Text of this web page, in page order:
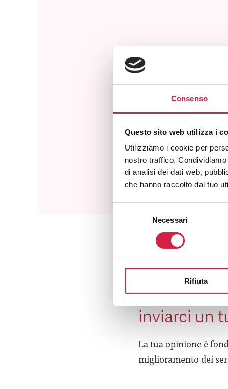
Consenso
Questo sito web utilizza i
Utilizziamo i cookie per
nostro traffico.
di analisi dei dati web,
che hanno raccolto dal tuo
Necessari
Rifiuta
Hai avuto
inviarci un
La tua opinione è
miglioramento dei